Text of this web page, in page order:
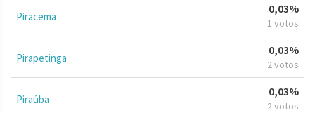
Piracema
0,03%
1 votos
Pirapetinga
0,03%
2 votos
Piraúba
0,03%
2 votos